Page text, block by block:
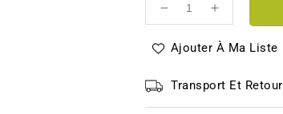
Réduire
quantité
Chipotle
Augmenter
quantité
Chipotle
Ajouter À Ma Liste
Transport Et Retour